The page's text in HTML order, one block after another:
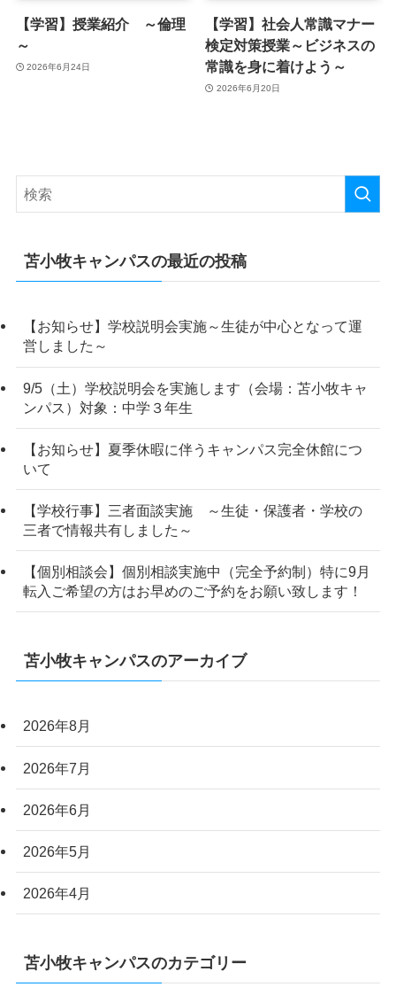
【学習】授業紹介 ～倫理
～
2026年6月24日
【学習】社会人常識マナー
検定対策授業～ビジネスの
常識を身に着けよう～
2026年6月20日
苫小牧キャンパスの最近の投稿
【お知らせ】学校説明会実施～生徒が中心となって運
営しました～
9/5（土）学校説明会を実施します（会場：苫小牧キャ
ンパス）対象：中学３年生
【お知らせ】夏季休暇に伴うキャンパス完全休館につ
いて
【学校行事】三者面談実施 ～生徒・保護者・学校の
三者で情報共有しました～
【個別相談会】個別相談実施中（完全予約制）特に9月
転入ご希望の方はお早めのご予約をお願い致します！
苫小牧キャンパスのアーカイブ
2026年8月
2026年7月
2026年6月
2026年5月
2026年4月
苫小牧キャンパスのカテゴリー